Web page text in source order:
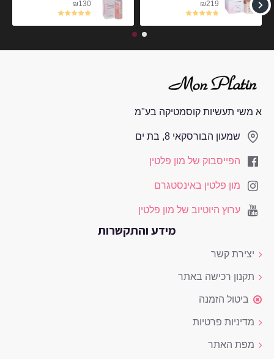
₪219
₪130
א משי תעשיות קוסמטיקה בע"מ
שמעון הבורסקאי 8, בת ים
הפייסבוק של מון פלטין
מון פלטין באינסטגרם
ערוץ היוטיוב של מון פלטין
מידע והתקשרות
יצירת קשר
תקנון רכישה באתר
ביטול הזמנה
מדיניות פרטיות
מפת האתר